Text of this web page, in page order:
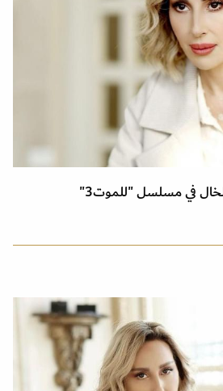
في مسلسل "للموت3"